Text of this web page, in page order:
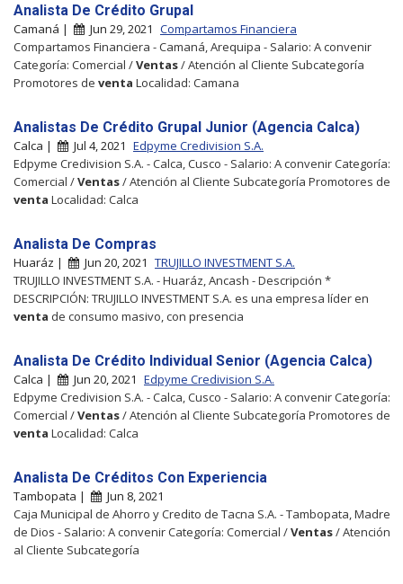
Analista De Crédito Grupal
Camaná | Jun 29, 2021 Compartamos Financiera
Compartamos Financiera - Camaná, Arequipa - Salario: A convenir
Categoría: Comercial /Ventas/ Atención al Cliente Subcategoría
Promotores de venta Localidad: Camana
Analistas De Crédito Grupal Junior (Agencia Calca)
Calca | Jul 4, 2021 Edpyme Credivision S.A.
Edpyme Credivision S.A. - Calca, Cusco - Salario: A convenir Categoría:
Comercial /Ventas/ Atención al Cliente Subcategoría Promotores de
venta Localidad: Calca
Analista De Compras
Huaráz | Jun 20, 2021 TRUJILLO INVESTMENT S.A.
TRUJILLO INVESTMENT S.A. - Huaráz, Ancash - Descripción *
DESCRIPCIÓN: TRUJILLO INVESTMENT S.A. es una empresa líder en
venta de consumo masivo, con presencia
Analista De Crédito Individual Senior (Agencia Calca)
Calca | Jun 20, 2021 Edpyme Credivision S.A.
Edpyme Credivision S.A. - Calca, Cusco - Salario: A convenir Categoría:
Comercial /Ventas/ Atención al Cliente Subcategoría Promotores de
venta Localidad: Calca
Analista De Créditos Con Experiencia
Tambopata |
Jun 8, 2021
Caja Municipal de Ahorro y Credito de Tacna S.A. - Tambopata, Madre
de Dios - Salario: A convenir Categoría: Comercial /Ventas/ Atención
al Cliente Subcategoría